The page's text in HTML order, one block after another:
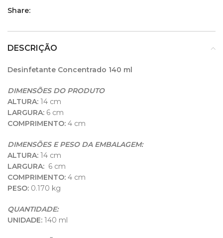
Share:
DESCRIÇÃO
Desinfetante Concentrado 140 ml
DIMENSÕES DO PRODUTO
ALTURA: 14 cm
LARGURA: 6 cm
COMPRIMENTO: 4 cm
DIMENSÕES E PESO DA EMBALAGEM:
ALTURA: 14 cm
LARGURA: 6 cm
COMPRIMENTO: 4 cm
PESO: 0.170 kg
QUANTIDADE:
UNIDADE: 140 ml